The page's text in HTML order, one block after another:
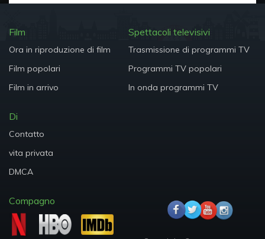
Film
Ora in riproduzione di film
Film popolari
Film in arrivo
Spettacoli televisivi
Trasmissione di programmi TV
Programmi TV popolari
In onda programmi TV
Di
Contatto
vita privata
DMCA
Compagno